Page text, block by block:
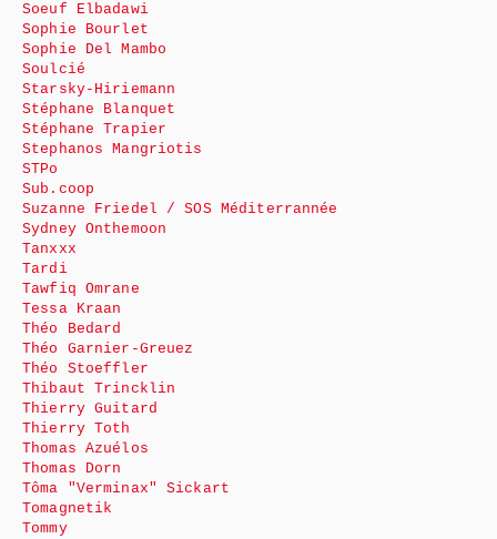
Soeuf Elbadawi
Sophie Bourlet
Sophie Del Mambo
Soulcié
Starsky-Hiriemann
Stéphane Blanquet
Stéphane Trapier
Stephanos Mangriotis
STPo
Sub.coop
Suzanne Friedel / SOS Méditerrannée
Sydney Onthemoon
Tanxxx
Tardi
Tawfiq Omrane
Tessa Kraan
Théo Bedard
Théo Garnier-Greuez
Théo Stoeffler
Thibaut Trincklin
Thierry Guitard
Thierry Toth
Thomas Azuélos
Thomas Dorn
Tôma "Verminax" Sickart
Tomagnetik
Tommy